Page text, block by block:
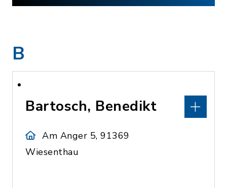
B
Bartosch, Benedikt
Am Anger 5, 91369
Wiesenthau